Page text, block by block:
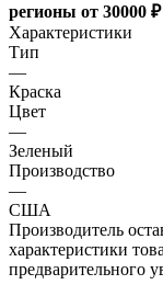
регионы от 30000 ₽
Характеристики
Тип
—
Краска
Цвет
—
Зеленый
Производство
—
США
Производитель
характеристики
предварительного